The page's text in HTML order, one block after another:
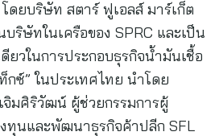
โดยบริษัท สตาร์ ฟูเอลส์ มาร์เก็ต
บริษัทในเครือของ SPRC และเป็น
ยวในการประกอบธุรกิจน้ำมันเชื้อ
กซ์” ในประเทศไทย นำโดย
จิมศิริวัฒน์ ผู้ช่วยกรรมการผู้
ทุนและพัฒนาธุรกิจค้าปลีก SFL